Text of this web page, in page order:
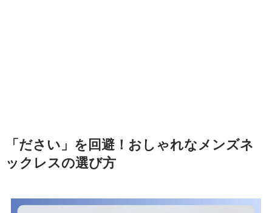
「ださい」を回避！おしゃれなメンズネ
ックレスの選び方